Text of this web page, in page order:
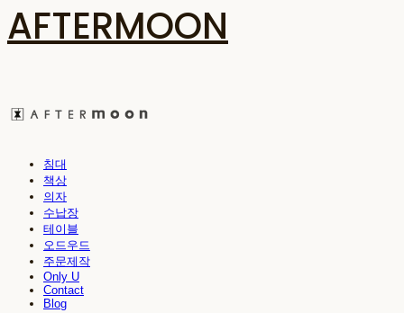
AFTERMOON
침대
책상
의자
수납장
테이블
오드우드
주문제작
Only U
Contact
Blog